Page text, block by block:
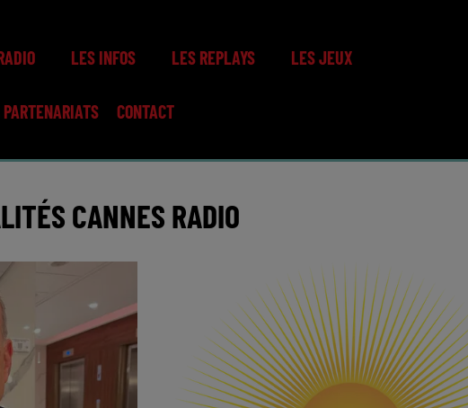
LES INFOS LES REPLAYS LES JEUX
CONTACT
CANNES RADIO